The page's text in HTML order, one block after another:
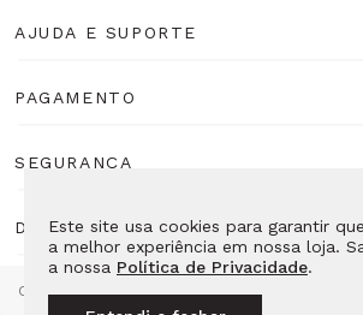
Este site usa cookies para garantir
a melhor experiência em nossa loja.
a nossa Política de Privacidade.
AJUDA E SUPORTE
PAGAMENTO
SEGURANÇA
DESENVOLVIMENTO
Copyright Lulean. Todos os direitos
total ou parcial. Preços e estoque sujeitos a